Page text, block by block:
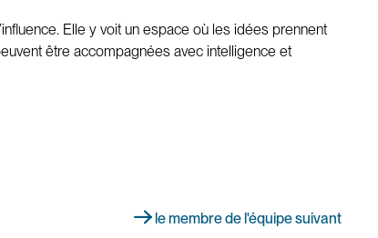
Elle y voit un espace où les idées prennent
être accompagnées avec intelligence et
le membre de l'équipe suivant